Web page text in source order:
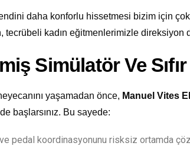
daha konforlu hissetmesi bizim için
tecrübeli kadın eğitmenlerimizle direksiyon
Simülatör Ve
yaşamadan önce, Manuel Vites
başlarsınız. Bu sayede:
pedal koordinasyonunu risksiz ortamda